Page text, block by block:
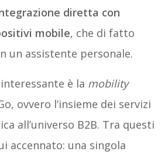
diretta con
mobile, che di fatto
un assistente personale.
è la mobility
ovvero l’insieme dei servizi
all’universo B2B. Tra questi
accennato: una singola